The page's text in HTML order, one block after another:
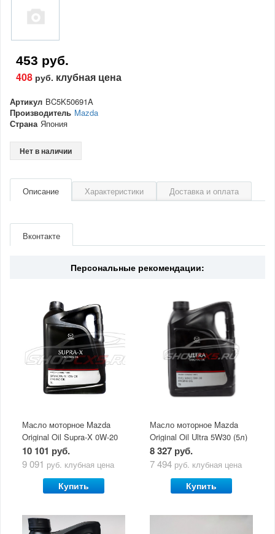
453 руб.
408 руб. клубная цена
Артикул BC5K50691A
Производитель Mazda
Страна Япония
Нет в наличии
Описание Характеристики Доставка и оплата
Страна Япония
Вконтакте
Персональные рекомендации:
Масло моторное Mazda
Original Oil Supra-X 0W-20
(5 л)
10 101 руб.
9 091 руб. клубная цена
Купить
Масло моторное Mazda
Original Oil Ultra 5W30 (5л)
8 327 руб.
7 494 руб. клубная цена
Купить